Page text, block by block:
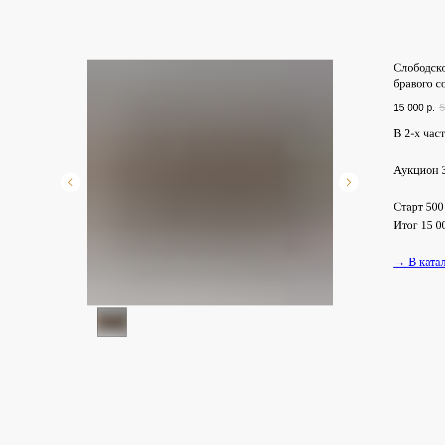
бравого
15 000 р.
В 2-х
Аукцион
Старт
Итог 15
→ В